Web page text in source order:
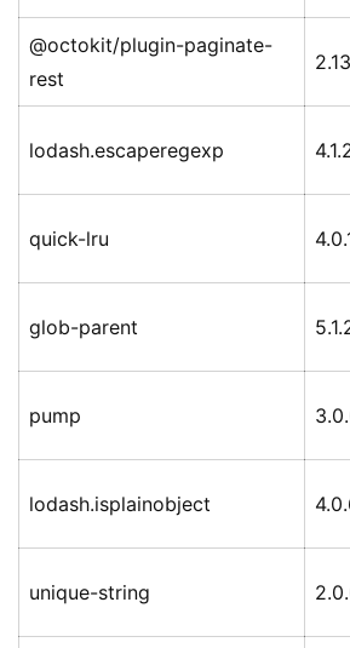
@octokit/plugin-paginate-
rest
lodash.escaperegexp
quick-lru
glob-parent
pump
lodash.isplainobject
unique-string